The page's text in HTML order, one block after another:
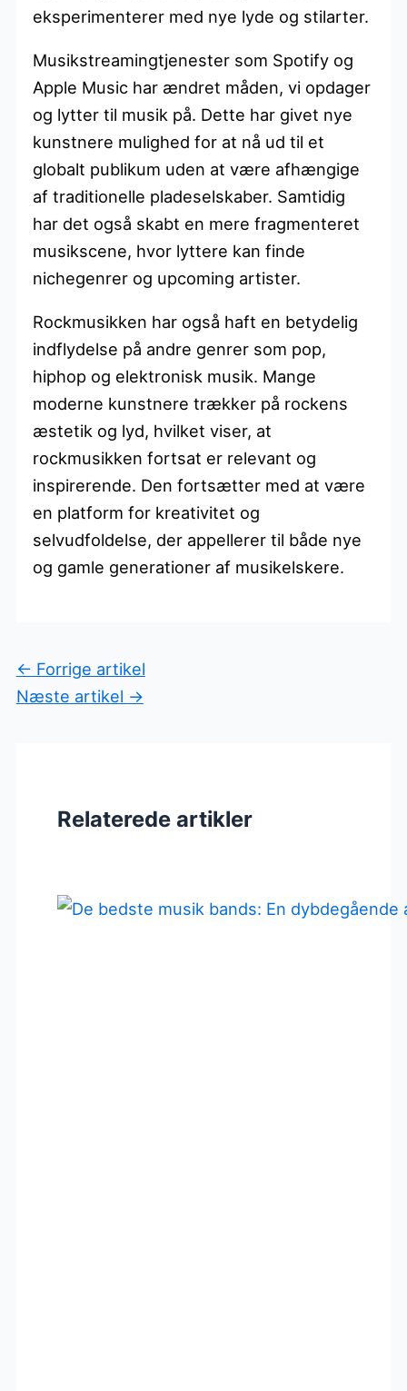
eksperimenterer med nye lyde og stilarter.
Musikstreamingtjenester som Spotify og
Apple Music har ændret måden, vi opdager
og lytter til musik på. Dette har givet nye
kunstnere mulighed for at nå ud til et
globalt publikum uden at være afhængige
af traditionelle pladeselskaber. Samtidig
har det også skabt en mere fragmenteret
musikscene, hvor lyttere kan finde
nichegenrer og upcoming artister.
Rockmusikken har også haft en betydelig
indflydelse på andre genrer som pop,
hiphop og elektronisk musik. Mange
moderne kunstnere trækker på rockens
æstetik og lyd, hvilket viser, at
rockmusikken fortsat er relevant og
inspirerende. Den fortsætter med at være
en platform for kreativitet og
selvudfoldelse, der appellerer til både nye
og gamle generationer af musikelskere.
← Forrige artikel
Næste artikel →
Relaterede artikler